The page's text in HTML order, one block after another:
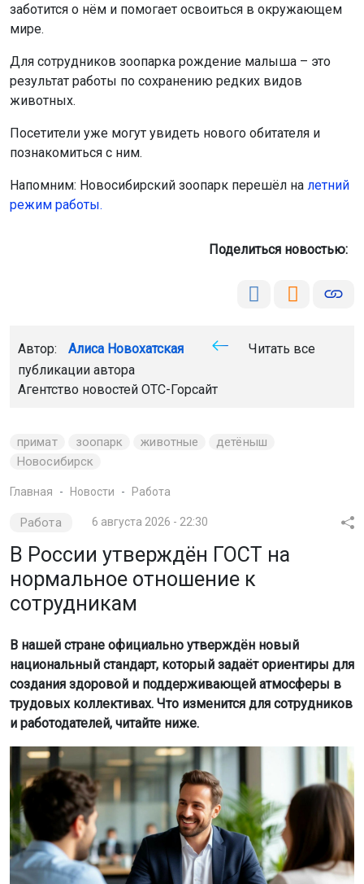
заботится о нём и помогает освоиться в окружающем
мире.
Для сотрудников зоопарка рождение малыша – это
результат работы по сохранению редких видов
животных.
Посетители уже могут увидеть нового обитателя и
познакомиться с ним.
Напомним: Новосибирский зоопарк перешёл на летний
режим работы.
Поделиться новостью:
Автор: Алиса Новохатская
Читать все
публикации автора
Агентство новостей ОТС-Горсайт
примат зоопарк животные
детёныш
Новосибирск
Главная Новости Работа
Работа 6 августа 2026 - 22:30
В России утверждён ГОСТ на
нормальное отношение к
сотрудникам
В нашей стране официально утверждён новый
национальный стандарт, который задаёт ориентиры для
создания здоровой и поддерживающей атмосферы в
трудовых коллективах. Что изменится для сотрудников
и работодателей, читайте ниже.